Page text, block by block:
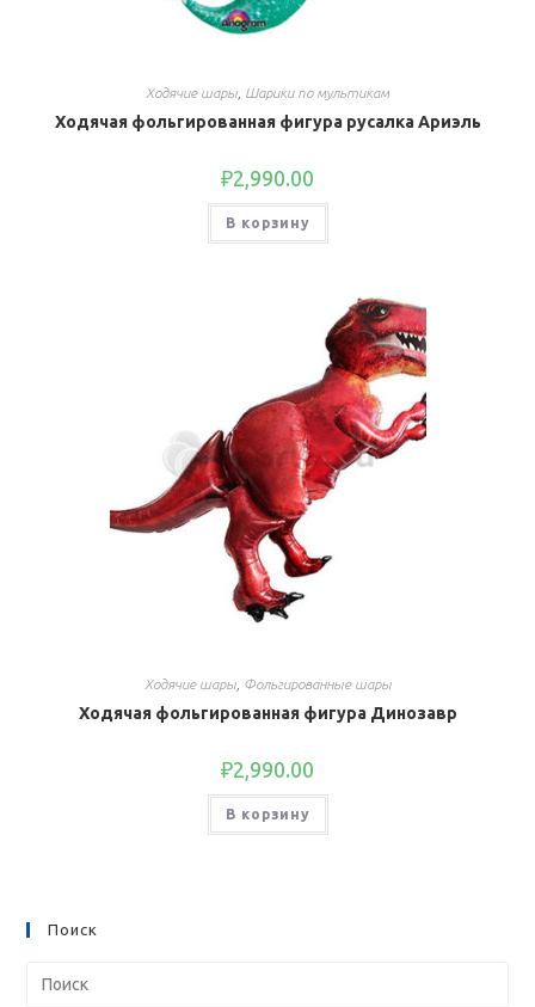
Ходячие шары Шарики по мультикам
Ходячая фольгированная фигура русалка Ариэль
₽2,990.00
В корзину
Ходячие шары, Фольгированные шары
Ходячая фольгированная фигура Динозавр
₽2,990.00
В корзину
Поиск